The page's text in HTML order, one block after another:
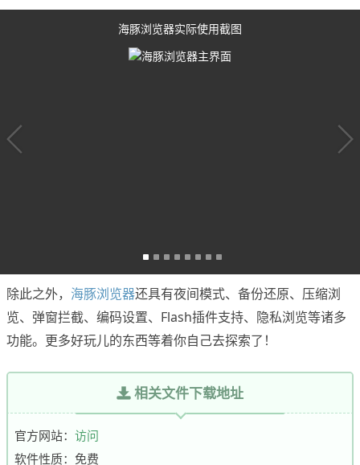
海豚浏览器实际使用截图
海豚浏览器主界面
除此之外， 海豚浏览器还具有夜间模式、备份还原、压缩浏
览、弹窗拦截、编码设置、Flash插件支持、隐私浏览等诸多
功能。更多好玩儿的东西等着你自己去探索了！
相关文件下载地址
官方网站： 访问
软件性质：免费